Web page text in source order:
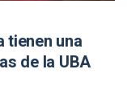
tienen una
de la UBA